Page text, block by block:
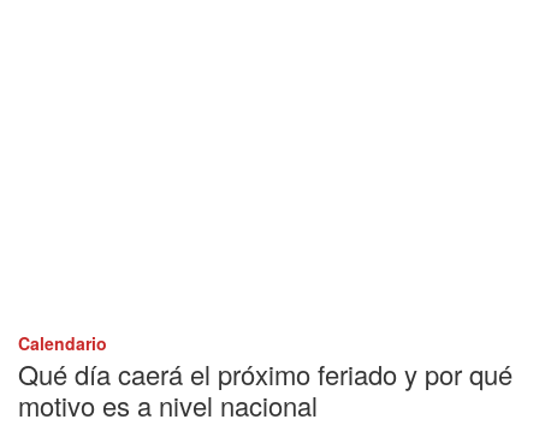
Calendario
Qué día caerá el próximo feriado y por qué
motivo es a nivel nacional